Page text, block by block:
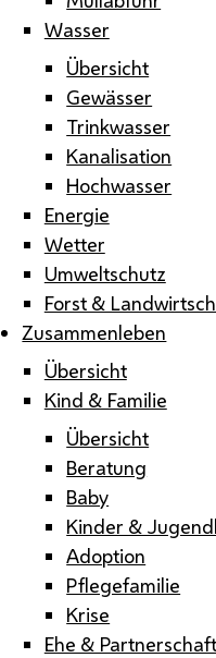
Wasser
Übersicht
Gewässer
Trinkwasser
Kanalisation
Hochwasser
Energie
Wetter
Umweltschutz
Forst &
Zusammenleben
Übersicht
Kind & Familie
Übersicht
Beratung
Baby
Kinder &
Adoption
Pflegefamilie
Krise
Ehe & Partnerschaft